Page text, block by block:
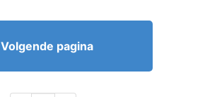
Volgende pagina